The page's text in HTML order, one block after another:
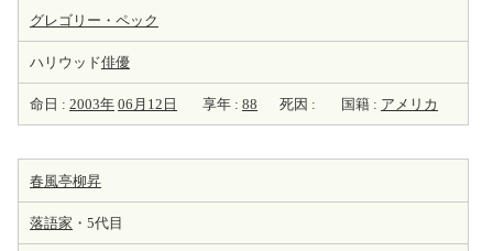
グレゴリー・ペック
ハリウッド俳優
命日 : 2003年 06月12日 享年 : 88 死因 : 国籍 : アメリカ
春風亭柳昇
落語家 ・5代目